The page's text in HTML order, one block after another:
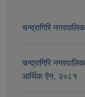
चन्द्रागिरि
चन्द्रागिरि
आर्थिक ऐन, २०८१